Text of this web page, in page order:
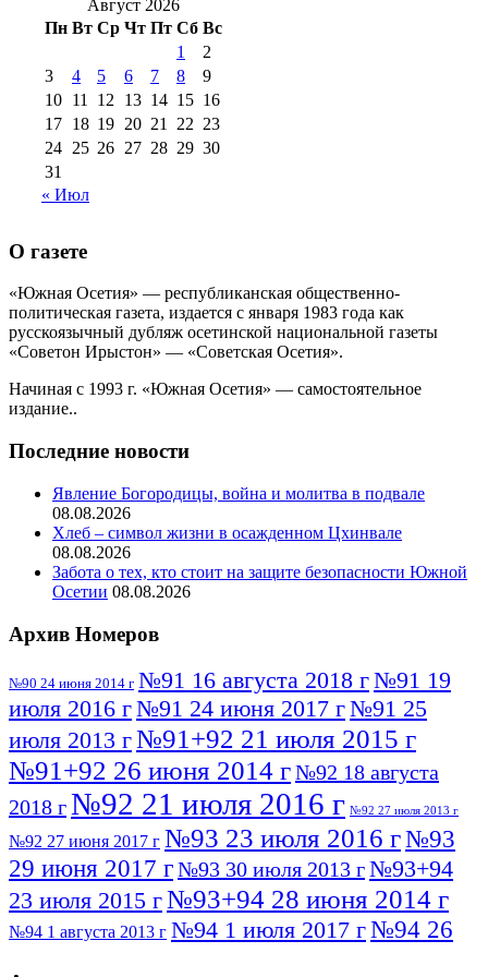
2016 г(12) №99 8 июля 2014 г
августа 2012 г(11)
августа 2013 г
(12)
Август 2026
Пн Вт Ср Чт Пт Сб Вс
1
2
3
4 5 6 7 8
9
10 11 12 13 14 15 16
17 18 19 20 21 22 23
24 25 26 27 28 29 30
31
« Июл
О газете
«Южная Осетия» — республиканская общественно-
политическая газета, издается с января 1983 года как
русскоязычный дубляж осетинской национальной газеты
«Советон Ирыстон» — «Советская Осетия».
Начиная с 1993 г. «Южная Осетия» — самостоятельное
издание..
Последние новости
Явление Богородицы, война и молитва в подвале
08.08.2026
Хлеб – символ жизни в осажденном Цхинвале
08.08.2026
Забота о тех, кто стоит на защите безопасности Южной
Осетии 08.08.2026
Архив Номеров
№90 24 июня 2014 г №91 16 августа 2018 г№91 19
июля 2016 г№91 24 июня 2017 г№91 25
июля 2013 г№91+92 21 июля 2015 г
№91+92 26 июня 2014 г№92 18 августа
2018 г№92 21 июля 2016 г №92 27 июля 2013 г
№92 27 июня 2017 г №93 23 июля 2016 г№93
29 июня 2017 г№93 30 июля 2013 г№93+94
23 июля 2015 г№93+94 28 июня 2014 г
№94 1 августа 2013 г №94 1 июля 2017 г№94 26